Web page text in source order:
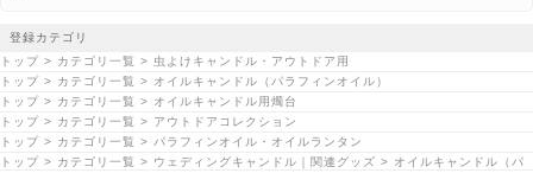
登録カテゴリ
トップ > カテゴリ一覧 > 虫よけキャンドル・アウトドア用
トップ > カテゴリ一覧 > オイルキャンドル（パラフィンオイル）
トップ > カテゴリ一覧 > オイルキャンドル用燭台
トップ > カテゴリ一覧 > アウトドアコレクション
トップ > カテゴリ一覧 > パラフィンオイル・オイルランタン
トップ > カテゴリ一覧 > ウェディングキャンドル｜関連グッズ > オイルキャンドル（パ